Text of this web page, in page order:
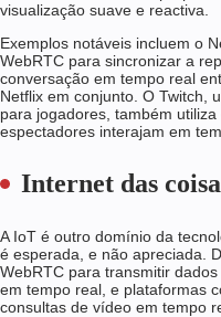
visualização suave e reactiva.
Exemplos notáveis incluem o
WebRTC para sincronizar a
conversação em tempo real
Netflix em conjunto. O Twitch,
para jogadores, também
espectadores interajam em
Internet das
A IoT é outro domínio da
é esperada, e não apreciada.
WebRTC para transmitir
em tempo real, e plataformas
consultas de vídeo em tempo